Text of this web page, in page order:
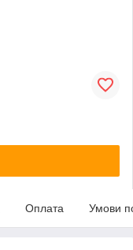
Оплата Умови